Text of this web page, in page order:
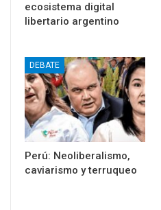
ecosistema digital
libertario argentino
DEBATE
Perú: Neoliberalismo,
caviarismo y terruqueo